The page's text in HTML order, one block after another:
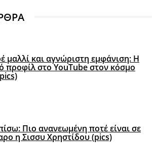
μαλλί και αγνώριστη εμφάνιση: Η
προφίλ στο YouTube στον κόσμο
Πιο ανανεωμένη ποτέ είναι σε
η Σισσυ Χρηστίδου (pics)